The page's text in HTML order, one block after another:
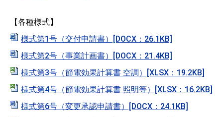
【各種様式】
様式第1号（交付申請書）[DOCX：26.1KB]
様式第2号（事業計画書）[DOCX：21.4KB]
様式第3号（節電効果計算書 空調）[XLSX：19.2KB]
様式第4号（節電効果計算書 照明等）[XLSX：16.2KB]
様式第6号（変更承認申請書）[DOCX：24.1KB]